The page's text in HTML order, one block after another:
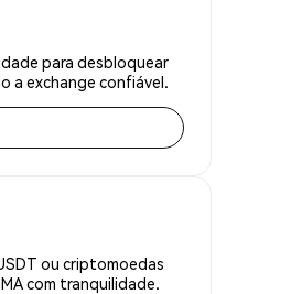
para desbloquear
a exchange confiável.
ou criptomoedas
com tranquilidade.